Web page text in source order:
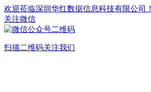
欢迎莅临深圳华红数据信息科技有限公司！
关注微信
扫描二维码关注我们